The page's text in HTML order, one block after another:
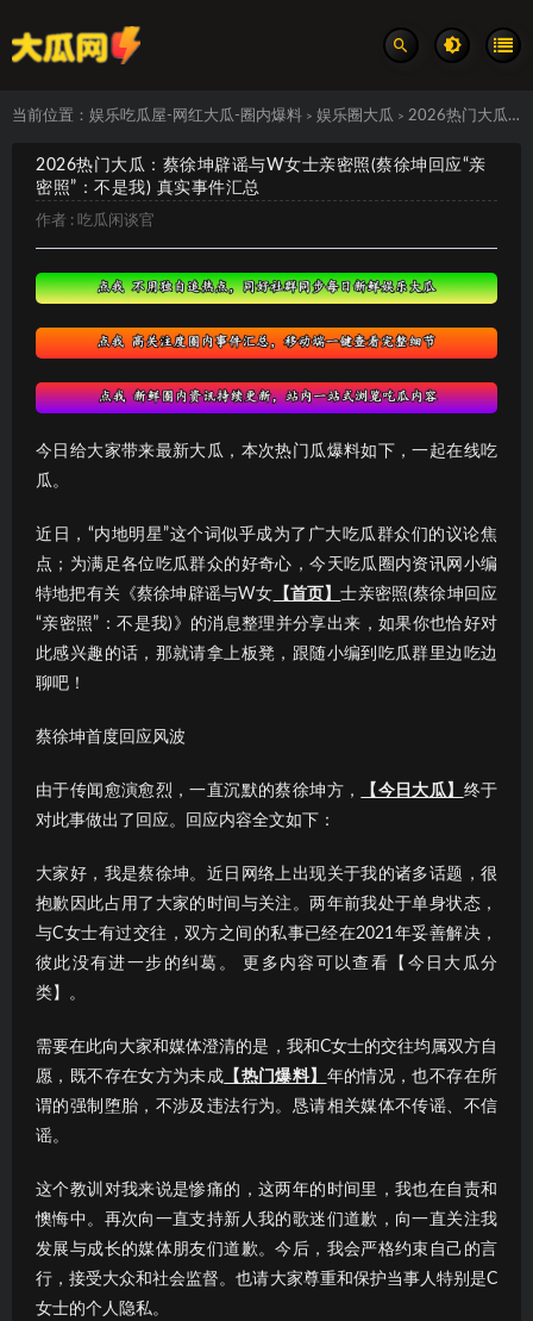
当前位置： 娱乐吃瓜屋-网红大瓜-圈内爆料 > 娱乐圈大瓜 > 2026热门大瓜：蔡徐坤辟谣与W女士亲密照(蔡徐坤回应“亲密照”：不是我) 真实事件汇总
2026热门大瓜：蔡徐坤辟谣与W女士亲密照(蔡徐坤回应“亲
密照”：不是我) 真实事件汇总
作者 : 吃瓜闲谈官
今日给大家带来最新大瓜，本次热门瓜爆料如下，一起在线吃
瓜。
近日，“内地明星”这个词似乎成为了广大吃瓜群众们的议论焦
点；为满足各位吃瓜群众的好奇心，今天吃瓜圈内资讯网小编
特地把有关《蔡徐坤辟谣与W女 【首页】士亲密照(蔡徐坤回应
“亲密照”：不是我)》的消息整理并分享出来，如果你也恰好对
此感兴趣的话，那就请拿上板凳，跟随小编到吃瓜群里边吃边
聊吧！
蔡徐坤首度回应风波
由于传闻愈演愈烈，一直沉默的蔡徐坤方， 【今日大瓜】 终于
对此事做出了回应。回应内容全文如下：
大家好，我是蔡徐坤。近日网络上出现关于我的诸多话题，很
抱歉因此占用了大家的时间与关注。两年前我处于单身状态，
与C女士有过交往，双方之间的私事已经在2021年妥善解决，
彼此没有进一步的纠葛。 更多内容可以查看【今日大瓜分
类】。
需要在此向大家和媒体澄清的是，我和C女士的交往均属双方自
愿，既不存在女方为未成 【热门爆料】 年的情况，也不存在所
谓的强制堕胎，不涉及违法行为。恳请相关媒体不传谣、不信
谣。
这个教训对我来说是惨痛的，这两年的时间里，我也在自责和
懊悔中。再次向一直支持新人我的歌迷们道歉，向一直关注我
发展与成长的媒体朋友们道歉。今后，我会严格约束自己的言
行，接受大众和社会监督。也请大家尊重和保护当事人特别是C
女士的个人隐私。